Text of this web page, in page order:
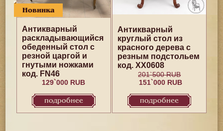
Новинка
Антикварный
раскладывающийся
обеденный стол с
резной царгой и
гнутыми ножками
код. FN46
129`000 RUB
подробнее
Антикварный
круглый стол из
красного дерева с
резным подстольем
код. XX0608
201`500 RUB
151`000 RUB
подробнее